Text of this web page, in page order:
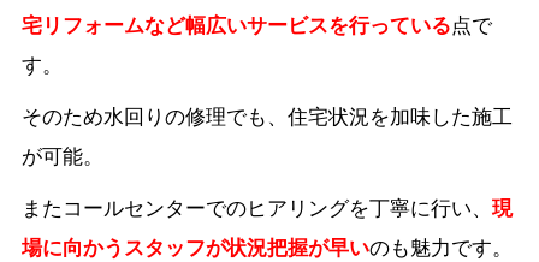
宅リフォームなど幅広いサービスを行っている点で
す。
そのため水回りの修理でも、住宅状況を加味した施工
が可能。
またコールセンターでのヒアリングを丁寧に行い、 現
場に向かうスタッフが状況把握が早いのも魅力です。